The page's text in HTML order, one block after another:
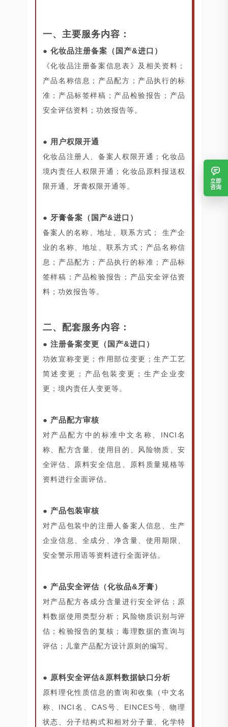
一、主要服务内容：
● 化妆品注册备案（国产&进口）
《化妆品注册备案信息表》及相关资料；
产品名称信息；产品配方；产品执行的标
准；产品标签样稿；产品检验报告；产品
安全评估资料；功效报告等。
● 用户权限开通
化妆品注册人、备案人权限开通；化妆品
境内责任人权限开通；化妆品原料报送权
限开通、牙膏权限开通等。
● 牙膏备案（国产&进口）
备案人的名称、地址、联系方式； 生产企
业的名称、地址、联系方式；产品名称信
息；产品配方；产品执行的标准；产品标
签样稿；产品检验报告；产品安全评估资
料；功效报告等。
二、配套服务内容：
● 注册备案变更（国产&进口）
功效宣称变更；作用部位变更；生产工艺
简述变更；产品包装变更；生产企业变
更；境内责任人变更等。
● 产品配方审核
对产品配方中的标准中文名称、INCI名
称、配方含量、使用目的、风险物质、安
全评估、原料安全信息、原料质量规格等
资料进行全面评估。
● 产品包装审核
对产品包装中的注册人备案人信息、生产
企业信息、全成分、净含量、使用期限、
安全警示用语等资料进行全面评估。
● 产品安全评估（化妆品&牙膏）
对产品配方各成分含量进行安全评估；原
料数据使用类型分析；风险物质识别与评
估；检验报告的复核；毒理数据的查询与
评估；儿童产品配方设计原则的编写。
● 原料安全评估&原料数据缺口分析
原料理化性质信息的查询和收集（中文名
称、INCI名、CAS号、EINCES号、物理
状态、分子结构式和相对分子量、化学特
立即
咨询